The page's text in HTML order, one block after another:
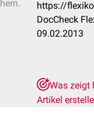
https://
DocCheck
09.02.2013
Was zeigt
Artikel